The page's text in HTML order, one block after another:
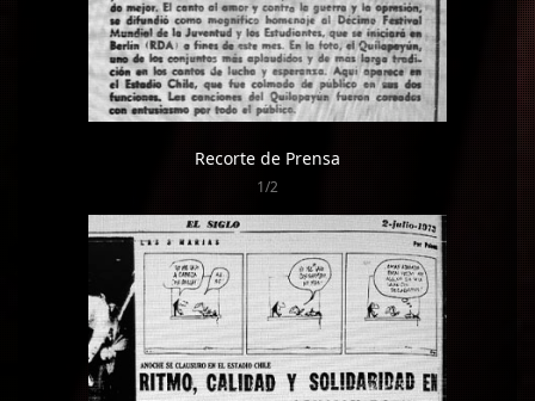
Recorte de Prensa
1/2